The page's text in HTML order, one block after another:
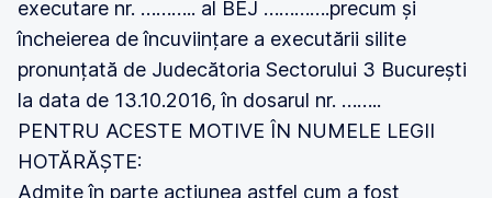
executare nr. ……….. al BEJ ………….precum și
încheierea de încuviințare a executării silite
pronunțată de Judecătoria Sectorului 3 București
la data de 13.10.2016, în dosarul nr. ……..
PENTRU ACESTE MOTIVE ÎN NUMELE LEGII
HOTĂRĂȘTE:
Admite în parte acțiunea astfel cum a fost